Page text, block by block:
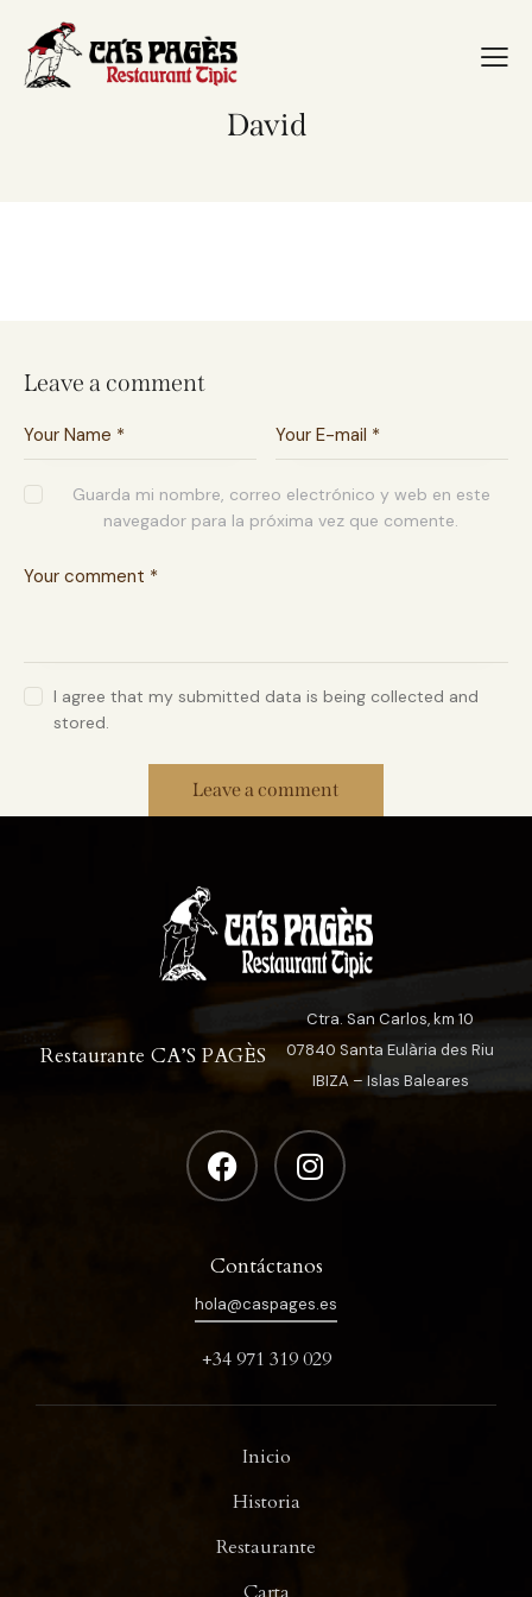
David
Leave a comment
Guarda mi nombre, correo electrónico y web en este
navegador para la próxima vez que comente.
I agree that my submitted data is being collected and
stored.
Restaurante CA’S PAGÈS
Ctra. San Carlos, km 10
07840 Santa Eulària des Riu
IBIZA – Islas Baleares
Contáctanos
hola@caspages.es
+34 971 319 029
Inicio
Historia
Restaurante